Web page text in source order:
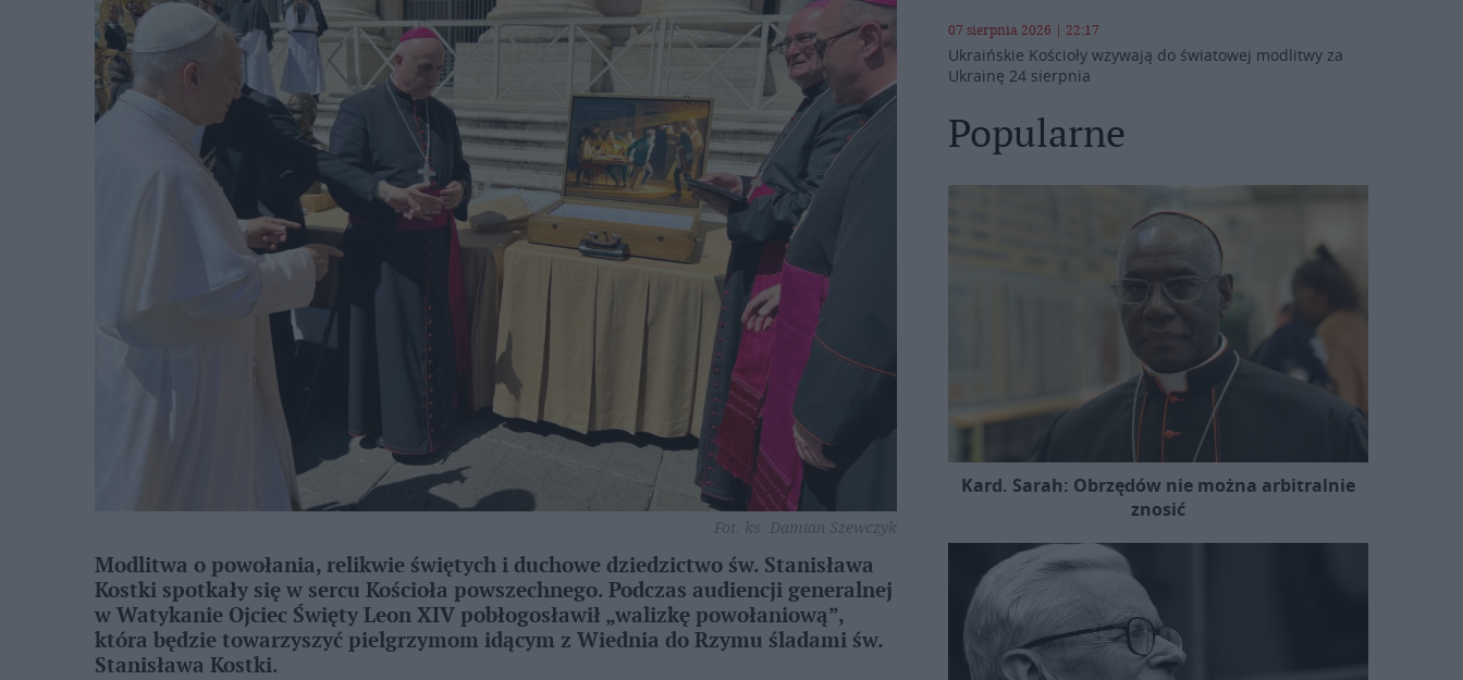
Fot. ks. Damian Szewczyk
Modlitwa o powołania, relikwie świętych i duchowe dziedzictwo św. Stanisława
Kostki spotkały się w sercu Kościoła powszechnego. Podczas audiencji generalnej
w Watykanie Ojciec Święty Leon XIV pobłogosławił „walizkę powołaniową”,
która będzie towarzyszyć pielgrzymom idącym z Wiednia do Rzymu śladami św.
Stanisława Kostki.
07 sierpnia 2026 | 22:17
Ukraińskie Kościoły wzywają do światowej modlitwy za
Ukrainę 24 sierpnia
Popularne
Kard. Sarah: Obrzędów nie można arbitralnie
znosić